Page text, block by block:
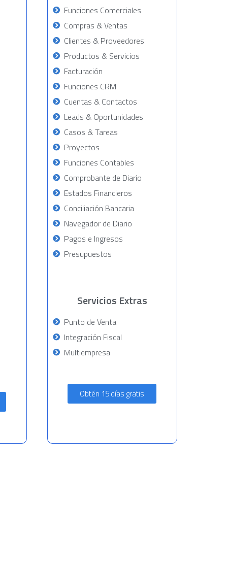
Funciones Comerciales
Compras & Ventas
Clientes & Proveedores
Productos & Servicios
Facturación
Funciones CRM
Cuentas & Contactos
Leads & Oportunidades
Casos & Tareas
Proyectos
Funciones Contables
Comprobante de Diario
Estados Financieros
Conciliación Bancaria
Navegador de Diario
Pagos e Ingresos
Presupuestos
Servicios Extras
Punto de Venta
Integración Fiscal
Multiempresa
Obtén 15 días gratis